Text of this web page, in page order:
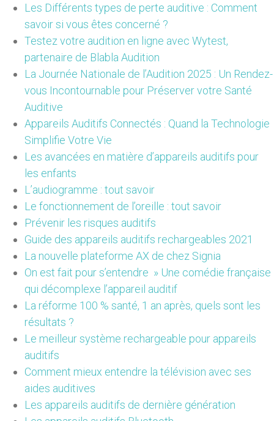
Les Différents types de perte auditive : Comment
savoir si vous êtes concerné ?
Testez votre audition en ligne avec Wytest,
partenaire de Blabla Audition
La Journée Nationale de l’Audition 2025 : Un Rendez-
vous Incontournable pour Préserver votre Santé
Auditive
Appareils Auditifs Connectés : Quand la Technologie
Simplifie Votre Vie
Les avancées en matière d’appareils auditifs pour
les enfants
L’audiogramme : tout savoir
Le fonctionnement de l’oreille : tout savoir
Prévenir les risques auditifs
Guide des appareils auditifs rechargeables 2021
La nouvelle plateforme AX de chez Signia
On est fait pour s’entendre » Une comédie française
qui décomplexe l’appareil auditif
La réforme 100 % santé, 1 an après, quels sont les
résultats ?
Le meilleur système rechargeable pour appareils
auditifs
Comment mieux entendre la télévision avec ses
aides auditives
Les appareils auditifs de dernière génération